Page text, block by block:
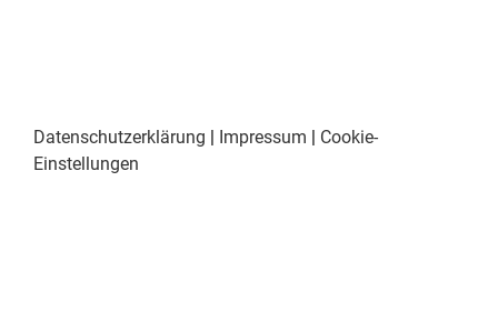
Datenschutzerklärung | Impressum | Cookie-
Einstellungen